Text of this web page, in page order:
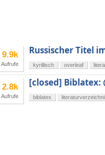
9.9k
Aufrufe
Russischer Titel
kyrillisch overleaf
2.8k
Aufrufe
[closed]
biblatex